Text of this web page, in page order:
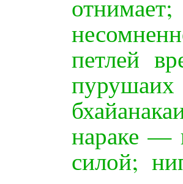
петлей
нараке —
силой;